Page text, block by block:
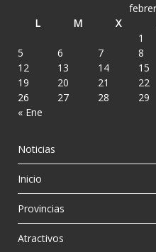
L
M X
« Ene
1
5
6 7 8
12
13 14 15
19
20 21 22
26
27 28 29
Noticias
Inicio
Provincias
Atractivos